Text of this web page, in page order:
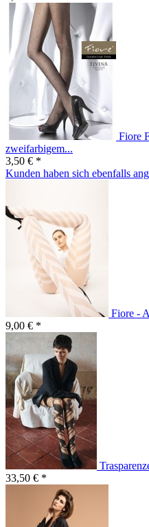
Fiore
zweifarbigem...
3,50 € *
Kunden haben sich ebenfalls
Fiore -
9,00 € *
33,50 € *